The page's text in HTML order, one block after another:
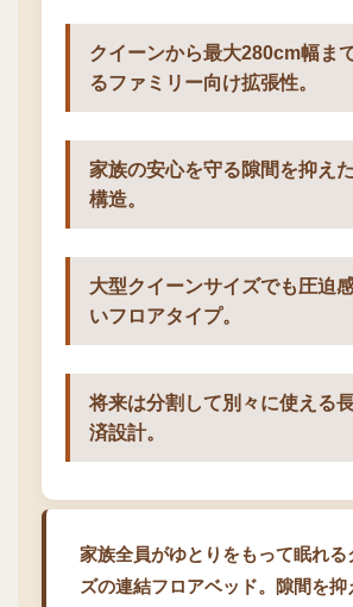
クイーンから最大280cm幅ま
るファミリー向け拡張性。
家族の安心を守る隙間を抑え
構造。
大型クイーンサイズでも圧迫
いフロアタイプ。
将来は分割して別々に使える
済設計。
家族全員がゆとりをもって眠れる
ズの連結フロアベッド。隙間を